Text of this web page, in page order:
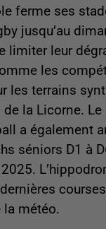
ferme ses
jusqu’au
limiter leur
les
les terrains
la Licorne.
a également
séniors D1 à
la météo.